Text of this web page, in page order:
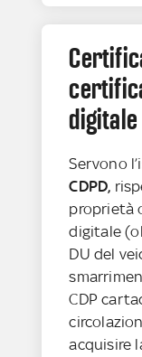
digitale
Servono
CDPD,
proprietà
digitale
DU del
CDP
acquisire